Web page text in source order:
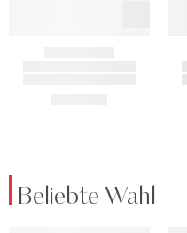
Beliebte Wahl